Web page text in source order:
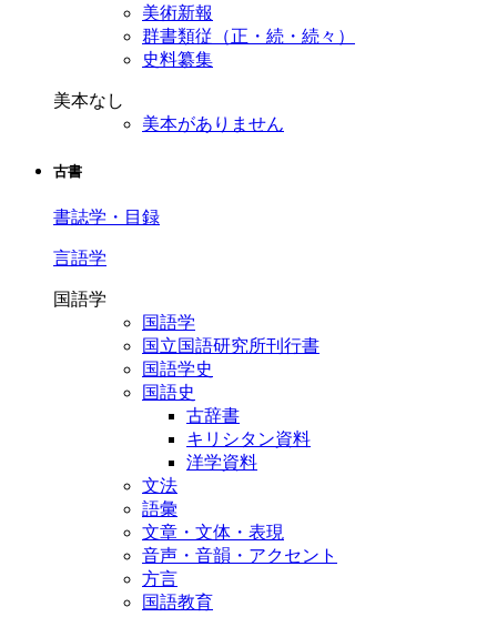
美術新報
群書類従（正・続・続々）
史料纂集
美本なし
美本がありません
古書
書誌学・目録
言語学
国語学
国語学
国立国語研究所刊行書
国語学史
国語史
古辞書
キリシタン資料
洋学資料
文法
語彙
文章・文体・表現
音声・音韻・アクセント
方言
国語教育